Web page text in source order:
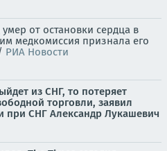
от остановки сердца в
медкомиссия признала его
РИА Новости
из СНГ, то потеряет
торговли, заявил
при СНГ Александр Лукашевич